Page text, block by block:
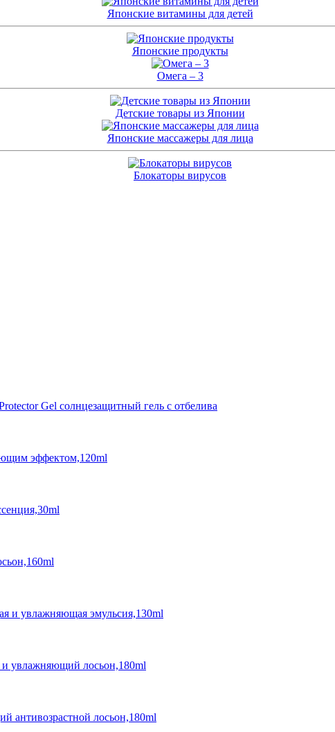
Японские витамины для детей
Японские продукты
Омега – 3
Детские товары из Японии
Японские массажеры для лица
Блокаторы вирусов
Gel солнцезащитный гель с отбелива
эффектом,120ml
и увлажняющая эмульсия,130ml
увлажняющий лосьон,180ml
антивозрастной лосьон,180ml